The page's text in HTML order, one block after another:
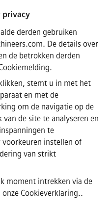
privacy
derden gebruiken
De details over
de betrokken derden
.
stemt u in met het
en met de
om de navigatie op de
de site te analyseren en
te
instellen of
van strikt
moment intrekken via de
onze Cookieverklaring..
vragen
ID